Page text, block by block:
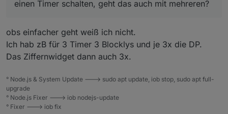
einen Timer schalten, geht das auch mit mehreren?
obs einfacher geht weiß ich nicht.
Ich hab zB für 3 Timer 3 Blocklys und je 3x die DP.
Das Ziffernwidget dann auch 3x.
° Node.js & System Update ---> sudo apt update, iob stop, sudo apt full-
upgrade
° Node.js Fixer ---> iob nodejs-update
° Fixer ---> iob fix